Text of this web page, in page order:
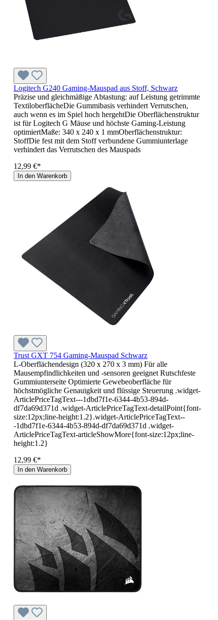
Logitech G240 Gaming-Mauspad aus Stoff, Schwarz
Präzise und gleichmäßige Abtastung: auf Leistung getrimmte
TextiloberflächeDie Gummibasis verhindert Verrutschen,
auch wenn es im Spiel hoch hergehtDie Oberflächenstruktur
ist für Logitech G Mäuse und höchste Gaming-Leistung
optimiertMaße: 340 x 240 x 1 mmOberflächenstruktur:
StoffDie fest mit dem Stoff verbundene Gummiunterlage
verhindert das Verrutschen des Mauspads
12,99 €*
In den Warenkorb
Trust GXT 754 Gaming-Mauspad Schwarz
L-Oberflächendesign (320 x 270 x 3 mm) Für alle
Mausempfindlichkeiten und -sensoren geeignet Rutschfeste
Gummiunterseite Optimierte Gewebeoberfläche für
höchstmögliche Genauigkeit und flüssige Steuerung .widget-
ArticlePriceTagText---1dbd7f1e-6344-4b53-894d-
df7da69d371d .widget-ArticlePriceTagText-detailPoint{font-
size:12px;line-height:1.2}.widget-ArticlePriceTagText--
-1dbd7f1e-6344-4b53-894d-df7da69d371d .widget-
ArticlePriceTagText-articleShowMore{font-size:12px;line-
height:1.2}
12,99 €*
In den Warenkorb